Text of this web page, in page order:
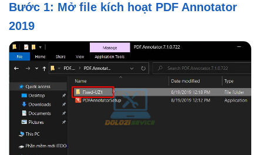
Bước 1: Mở file kích hoạt PDF Annotator
2019